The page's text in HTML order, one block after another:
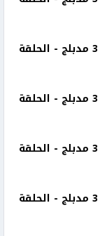
وجوه الحب 3 مدبلج - الحلقة
وجوه الحب 3 مدبلج - الحلقة
وجوه الحب 3 مدبلج - الحلقة
وجوه الحب 3 مدبلج - الحلقة